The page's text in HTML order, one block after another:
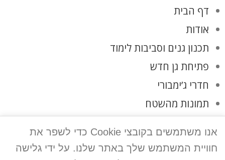
דף הבית
אודות
תכנון גנים וסביבות לימוד
פתיחת גן חדש
חדרי ג’ימבורי
תמונות מהשטח
אנו משתמשים בקובצי Cookie כדי לשפר את
חוויית המשתמש שלך באתר שלנו. על ידי גלישה